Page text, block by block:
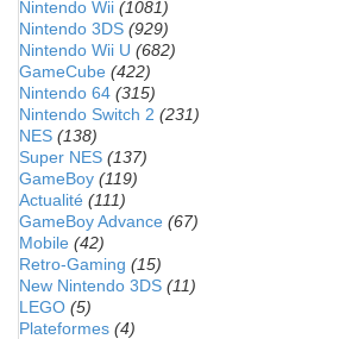
Nintendo Wii (1081)
Nintendo 3DS (929)
Nintendo Wii U (682)
GameCube (422)
Nintendo 64 (315)
Nintendo Switch 2 (231)
NES (138)
Super NES (137)
GameBoy (119)
Actualité (111)
GameBoy Advance (67)
Mobile (42)
Retro-Gaming (15)
New Nintendo 3DS (11)
LEGO (5)
Plateformes (4)